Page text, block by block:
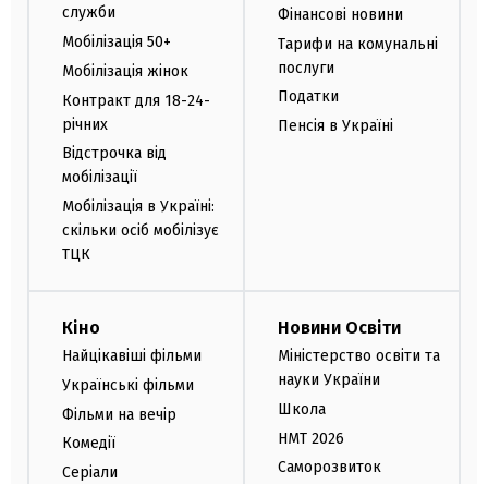
служби
Мобілізація 50+
Мобілізація жінок
Контракт для 18-24-
річних
Відстрочка від
мобілізації
Мобілізація в Україні:
скільки осіб мобілізує
ТЦК
Фінансові новини
Тарифи на комунальні
послуги
Податки
Пенсія в Україні
Кіно
Найцікавіші фільми
Українські фільми
Фільми на вечір
Комедії
Серіали
Новини Освіти
Міністерство освіти та
науки України
Школа
НМТ 2026
Саморозвиток